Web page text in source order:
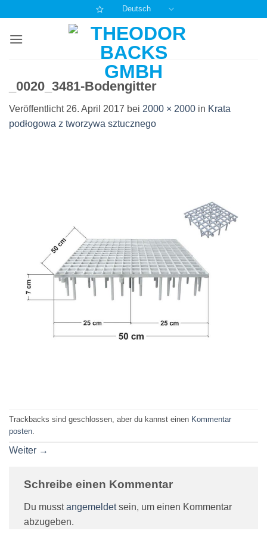
springen
Deutsch
_0020_3481-Bodengitter
Veröffentlicht 26. April 2017 bei 2000 × 2000 in Krata
podłogowa z tworzywa sztucznego
Trackbacks sind geschlossen, aber du kannst einen Kommentar
posten
Weiter →
Schreibe einen Kommentar
Du musstangemeldetsein, um einen Kommentar
abzugeben.